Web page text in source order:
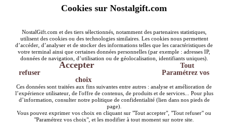
Cookies sur Nostalgift.com
NostalGift.com et des tiers sélectionnés, notamment des partenaires statistiques,
utilisent des cookies ou des technologies similaires. Les cookies nous permettent
d’accéder, d’analyser et de stocker des informations telles que les caractéristiques de
votre terminal ainsi que certaines données personnelles (par exemple : adresses IP,
données de navigation, d’utilisation ou de géolocalisation, identifiants uniques).
Accepter
Tout
refuser
Paramétrez vos
choix
Ces données sont traitées aux fins suivantes entre autres : analyse et amélioration de
l’expérience utilisateur, de l'offre de contenus, de produits et de services... Pour plus
d’information, consulter notre politique de confidentialité (lien dans nos pieds de
page).
Vous pouvez exprimer vos choix en cliquant sur "Tout accepter", "Tout refuser" ou
"Paramétrez vos choix", et les modifier à tout moment sur notre site.